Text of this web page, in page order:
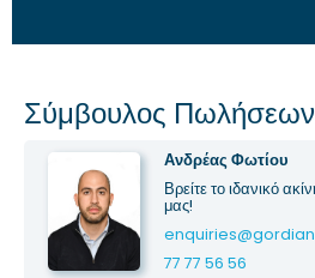
Σύμβουλος Πωλήσεων
Ανδρέας Φωτίου
Βρείτε το ιδανικό
μας!
77 77 56 56